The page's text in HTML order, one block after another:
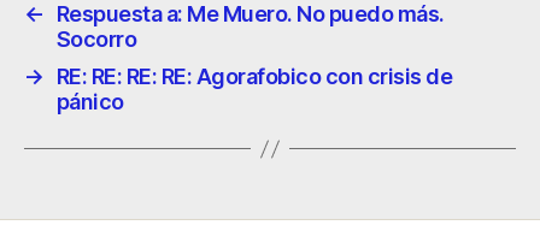
←
Respuesta a: Me Muero. No puedo más.
Socorro
→
RE: RE: RE: RE: Agorafobico con crisis de
pánico